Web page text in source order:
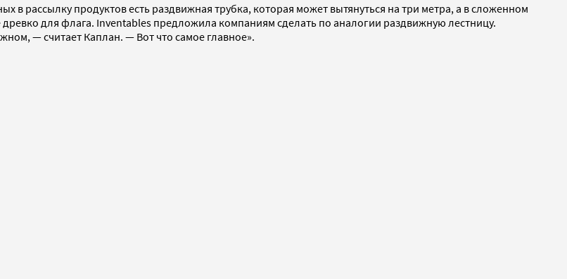
рассылку продуктов есть раздвижная трубка, которая может вытянуться на три метра, а в сложенном
для флага. Inventables предложила компаниям сделать по аналогии раздвижную лестницу.
— считает Каплан. — Вот что самое главное».